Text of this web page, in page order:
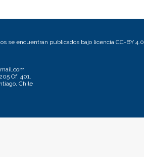
se encuentran publicados bajo licencia CC-BY 4.0
Of. 401.
Chile